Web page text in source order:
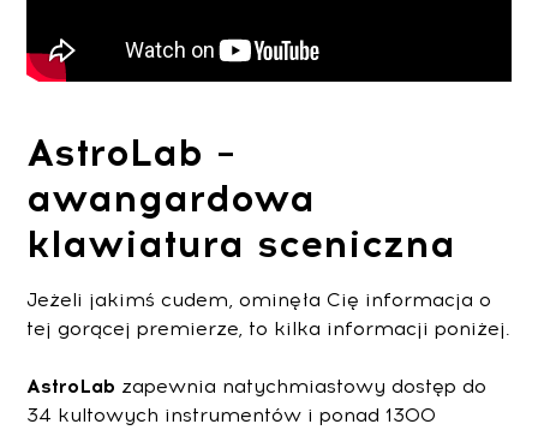
AstroLab –
awangardowa
klawiatura sceniczna
Jeżeli jakimś cudem, ominęła Cię informacja o
tej gorącej premierze, to kilka informacji poniżej.
AstroLab zapewnia natychmiastowy dostęp do
34 kultowych instrumentów i ponad 1300